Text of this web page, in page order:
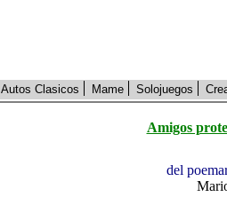
Autos Clasicos Mame Solojuegos
Amigos
del